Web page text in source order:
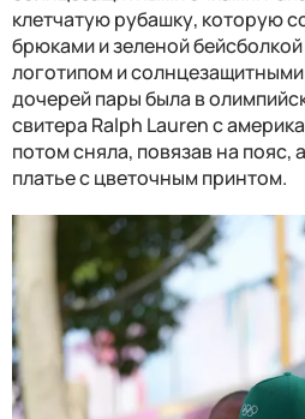
клетчатую рубашку, которую
брюками и зеленой
логотипом и
дочерей пары была в
свитера Ralph Lauren с
потом сняла, повязав на пояс,
платье с цветочным принтом.